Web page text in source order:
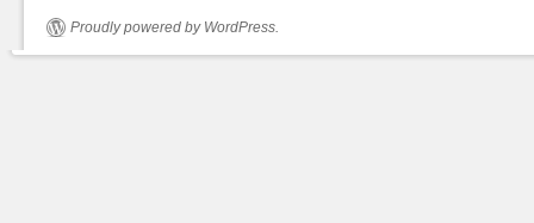
Proudly powered by WordPress.